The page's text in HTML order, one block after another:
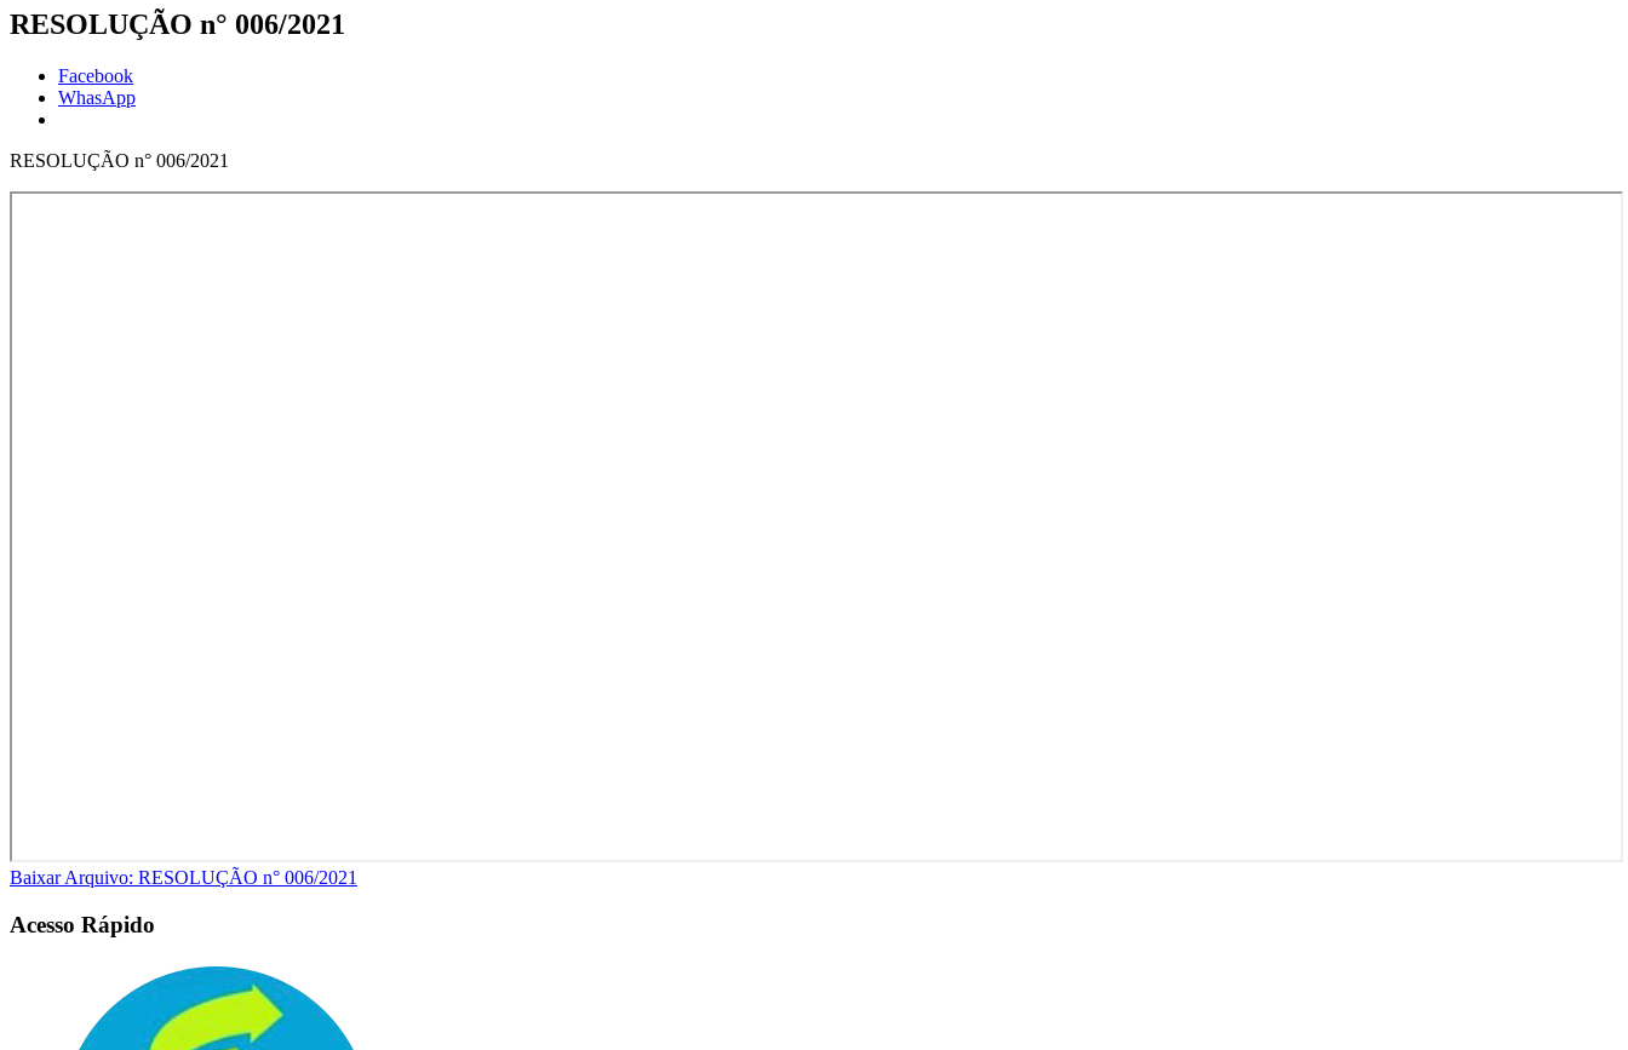
RESOLUÇÃO n° 006/2021
Facebook
WhasApp
RESOLUÇÃO n° 006/2021
Baixar Arquivo: RESOLUÇÃO n° 006/2021
Acesso Rápido